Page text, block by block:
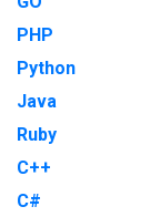
PHP
Python
Java
Ruby
C++
C#